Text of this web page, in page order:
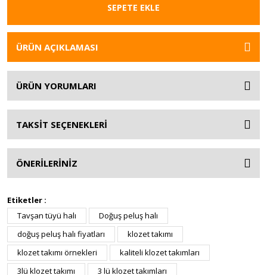
SEPETE EKLE
ÜRÜN AÇIKLAMASI
ÜRÜN YORUMLARI
TAKSİT SEÇENEKLERİ
ÖNERİLERİNİZ
Etiketler :
Tavşan tüyü halı
Doğuş peluş halı
doğuş peluş halı fiyatları
klozet takımı
klozet takımı örnekleri
kaliteli klozet takımları
3lü klozet takımı
3 lü klozet takımları